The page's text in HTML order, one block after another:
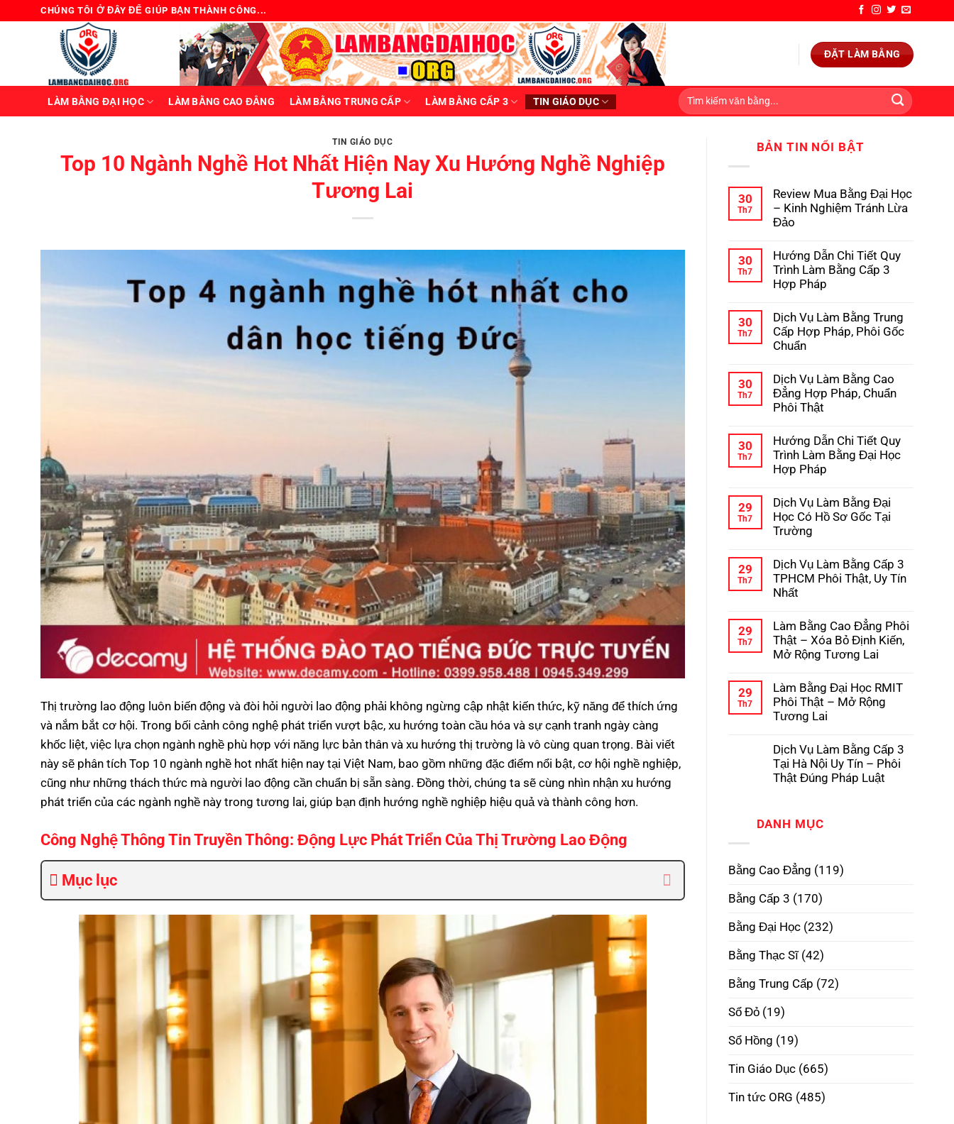
CHÚNG TÔI Ở ĐÂY ĐỂ GIÚP BẠN THÀNH CÔNG...
ĐẶT LÀM BẰNG
LÀM BẰNG ĐẠI HỌC LÀM BẰNG CAO ĐẲNG LÀM BẰNG TRUNG CẤP LÀM BẰNG CẤP 3 TIN GIÁO DỤC
TIN GIÁO DỤC
Top 10 Ngành Nghề Hot Nhất Hiện Nay Xu Hướng Nghề Nghiệp
Tương Lai
Thị trường lao động luôn biến động và đòi hỏi người lao động phải không ngừng cập nhật kiến thức, kỹ năng để thích ứng
và nắm bắt cơ hội. Trong bối cảnh công nghệ phát triển vượt bậc, xu hướng toàn cầu hóa và sự cạnh tranh ngày càng
khốc liệt, việc lựa chọn ngành nghề phù hợp với năng lực bản thân và xu hướng thị trường là vô cùng quan trọng. Bài viết
này sẽ phân tích Top 10 ngành nghề hot nhất hiện nay tại Việt Nam, bao gồm những đặc điểm nổi bật, cơ hội nghề nghiệp,
cũng như những thách thức mà người lao động cần chuẩn bị sẵn sàng. Đồng thời, chúng ta sẽ cùng nhìn nhận xu hướng
phát triển của các ngành nghề này trong tương lai, giúp bạn định hướng nghề nghiệp hiệu quả và thành công hơn.
Công Nghệ Thông Tin Truyền Thông: Động Lực Phát Triển Của Thị Trường Lao Động
Mục lục
BẢN TIN NỔI BẬT
30
Th7
Review Mua Bằng Đại Học
– Kinh Nghiệm Tránh Lừa
Đảo
bình
luận
ở
Review
Đại
Học
–
Kinh
Lừa
Đảo
30
Th7
Hướng Dẫn Chi Tiết Quy
Trình Làm Bằng Cấp 3
Hợp Pháp
bình
luận
ở
Hướng
Tiết
Quy
Trình
Làm
3
Hợp
Pháp
30
Th7
Dịch Vụ Làm Bằng Trung
Cấp Hợp Pháp, Phôi Gốc
Chuẩn
bình
luận
ở
Dịch
Bằng
Trung
Cấp
Hợp
Gốc
Chuẩn
30
Th7
Dịch Vụ Làm Bằng Cao
Đẳng Hợp Pháp, Chuẩn
Phôi Thật
bình
luận
ở
Dịch
Bằng
Cao
Đẳng
Hợp
Phôi
Thật
30
Th7
Hướng Dẫn Chi Tiết Quy
Trình Làm Bằng Đại Học
Hợp Pháp
bình
luận
ở
Hướng
Tiết
Quy
Trình
Làm
Học
Hợp
Pháp
29
Th7
Dịch Vụ Làm Bằng Đại
Học Có Hồ Sơ Gốc Tại
Trường
bình
luận
ở
Dịch
Bằng
Đại
Học
Có
Gốc
Tại
Trường
29
Th7
Dịch Vụ Làm Bằng Cấp 3
TPHCM Phôi Thật, Uy Tín
Nhất
bình
luận
ở
Dịch
Bằng
Cấp
3
TPHCM
Uy
Tín
Nhất
29
Th7
Làm Bằng Cao Đẳng Phôi
Thật – Xóa Bỏ Định Kiến,
Mở Rộng Tương Lai
bình
luận
ở
Làm
Đẳng
Phôi
Thật
Kiến,
Mở
29
Th7
Làm Bằng Đại Học RMIT
Phôi Thật – Mở Rộng
Tương Lai
bình
luận
ở
Làm
RMIT
Phôi
Rộng
Dịch Vụ Làm Bằng Cấp 3
Tại Hà Nội Uy Tín – Phôi
Thật Đúng Pháp Luật
luận
Bằng
3
Tại
Nội
Uy
–
Phôi
Đúng
Pháp
DANH MỤC
Bằng Cao Đẳng (119)
Bằng Cấp 3 (170)
Bằng Đại Học(232)
Bằng Thạc Sĩ(42)
Bằng Trung Cấp (72)
Sổ Đỏ(19)
Sổ Hồng (19)
Tin Giáo Dục(665)
Tin tức ORG (485)